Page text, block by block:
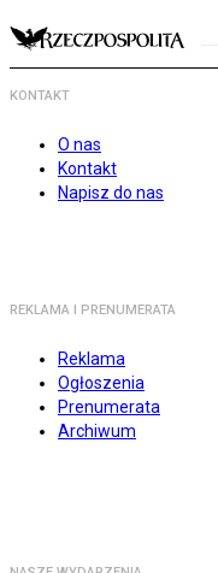
KONTAKT
O nas
Kontakt
Napisz do nas
REKLAMA I PRENUMERATA
Reklama
Ogłoszenia
Prenumerata
Archiwum